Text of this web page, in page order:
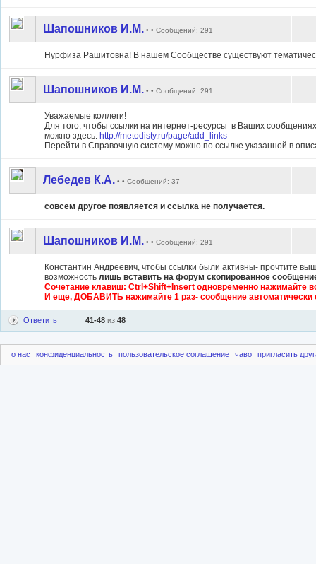
Шапошников И.М. • • Сообщений: 291
Нурфиза Рашитовна! В нашем Сообществе существуют
Шапошников И.М. • • Сообщений: 291
Уважаемые коллеги!
Для того, чтобы ссылки на интернет-ресурсы в Ваших
можно здесь: http://metodisty.ru/page/add_links
Перейти в Справочную систему можно по ссылке указанной в
Лебедев К.А. • • Сообщений: 37
совсем другое появляется и ссылка не получается.
Шапошников И.М. • • Сообщений: 291
Константин Андреевич, чтобы ссылки были активны- прочтите
возможность лишь вставить на форум скопированное
Сочетание клавиш: Ctrl+Shift+Insert одновременно нажимайте
И еще, ДОБАВИТЬ нажимайте 1 раз- сообщение автоматически
Ответить 41-48 из 48
о нас конфиденциальность пользовательское соглашение чаво пригласить